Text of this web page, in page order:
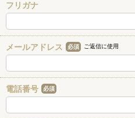
フリガナ
メールアドレス 必須 ご返信に使用
電話番号 必須